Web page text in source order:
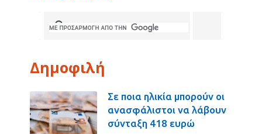
Δημοφιλή
Σε ποια ηλικία μπορούν οι
ανασφάλιστοι να λάβουν
σύνταξη 418 ευρώ